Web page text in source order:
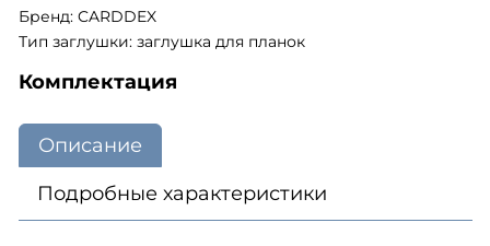
Бренд: CARDDEX
Тип заглушки: заглушка для планок
Комплектация
Описание
Подробные характеристики